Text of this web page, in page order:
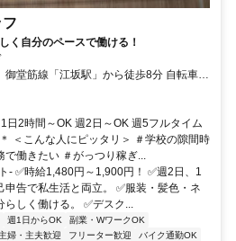
く自分のペースで働ける！
御堂筋線「江坂駅」から徒歩8分 自転車・
日2時間～OK 週2日～OK 週5フルタイム
＜こんな人にピッタリ＞ ＃学校の隙間時
で働きたい ＃がっつり稼ぎ...
- ✅時給1,480円～1,900円！ ✅週2日、1
申告で私生活と両立。 ✅服装・髪色・ネ
しく働ける。 ✅デスク...
週1日からOK
副業・WワークOK
主婦・主夫歓迎 フリーター歓迎
バイク通勤OK